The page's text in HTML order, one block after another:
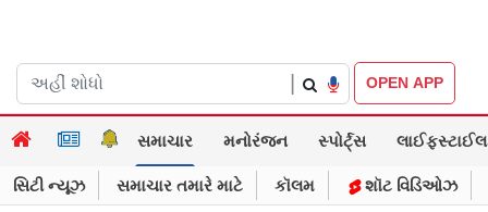
OPEN APP
સમાચાર મનોરંજન સ્પોર્ટ્સ લાઈફસ્ટાઈલ
સિટી ન્યૂઝ સમાચાર તમારે માટે કૉલમ શૉટ વિડિઓઝ